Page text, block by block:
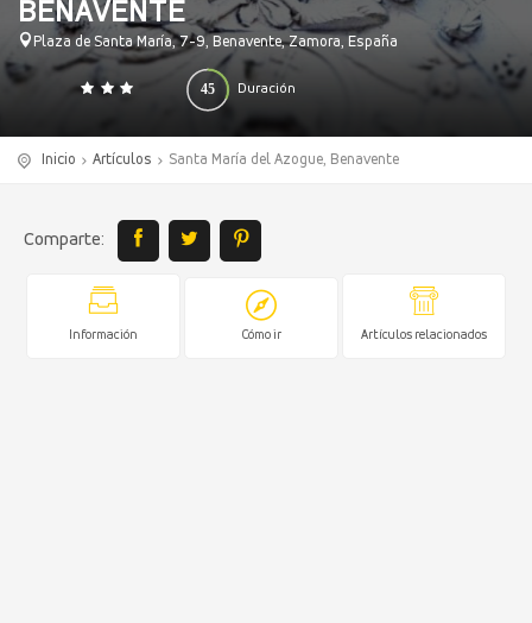
BENAVENTE
Plaza de Santa María, 7-9, Benavente, Zamora, España
Duración
45
0 140
Inicio Artículos Santa María del Azogue, Benavente
Comparte:
Información Cómo ir Artículos relacionados